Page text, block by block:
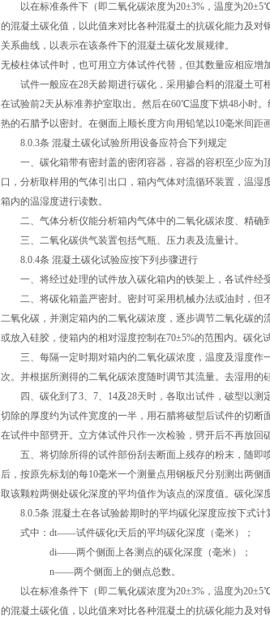
以在标准条件下（即二氧化碳浓度为20±3%，温度为
的混凝土碳化值，以此值来对比各种混凝土的抗碳化能力及
关系曲线，以表示在该条件下的混凝土碳化发展规律。
无棱柱体试件时，也可用立方体试件代替，但其数量应相应增
试件一般应在28天龄期进行碳化，采用掺合料的混凝土可
在试验前2天从标准养护室取出。然后在60℃温度下烘48小时
热的石腊予以密封。在侧面上顺长度方向用铅笔以10毫米间距
8.0.3条 混凝土碳化试验所用设备应符合下列规定
一、碳化箱带有密封盖的密闭容器，容器的容积至少应为
口，分析取样用的气体引出口，箱内气体对流循环装置，温
箱内的温湿度进行读数。
二、气体分析仪能分析箱内气体中的二氧化碳浓度、精确
三、二氧化碳供气装置包括气瓶、压力表及流量计。
8.0.4条 混凝土碳化试验应按下列步骤进行
一、将经过处理的试件放入碳化箱内的铁架上，各试件经
二、将碳化箱盖严密封。密封可采用机械办法或油封，但
二氧化碳，并测定箱内的二氧化碳浓度，逐步调节二氧化碳
或放入硅胶，使箱内的相对湿度控制在70±5%的范围内。碳化
三、每隔一定时期对箱内的二氧化碳浓度，温度及湿度作
次。并根据所测得的二氧化碳浓度随时调节其流量。去湿用的
四、碳化到了3、7、14及28天时，各取出试件，破型以测
切除的厚度约为试件宽度的一半，用石腊将破型后试件的切
在试件中部劈开。立方体试件只作一次检验，劈开后不再放回
五、将切除所得的试件部份刮去断面上残存的粉末，随即
后，按原先标划的每10毫米一个测量点用钢板尺分别测出两
取该颗粒两侧处碳化深度的平均值作为该点的深度值。碳化深
8.0.5条 混凝土在各试验龄期时的平均碳化深度应按下式
式中：dt——试件碳化t天后的平均碳化深度（毫米）；
di——两个侧面上各测点的碳化深度（毫米）；
n——两个侧面上的侧点总数。
以在标准条件下（即二氧化碳浓度为20±3%，温度为
的混凝土碳化值，以此值来对比各种混凝土的抗碳化能力及